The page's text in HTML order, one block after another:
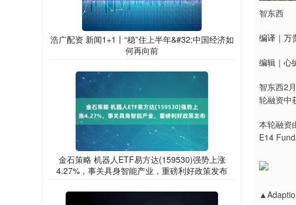
智东西
编译｜万
编辑｜心
智东西2
轮融资中
本轮融资
E14
浩广配资 新闻1+1丨“稳”住上半年&#32;中国经济如
何再向前
金石策略 机器人ETF易方达(159530)强势上涨
4.27%，事关具身智能产业，重磅利好政策发布